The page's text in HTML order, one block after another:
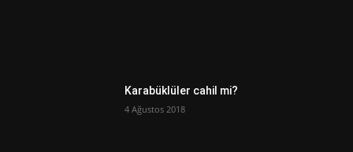
Karabüklüler cahil mi?
4 Ağustos 2018